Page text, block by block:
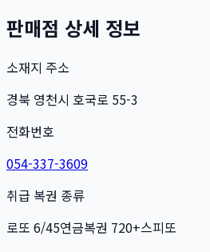
판매점 상세 정보
소재지 주소
경북 영천시 호국로 55-3
전화번호
054-337-3609
취급 복권 종류
로또 6/45연금복권 720+스피또